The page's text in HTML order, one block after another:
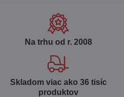
Na trhu od r​. 2008
Skladom viac ako 36 tisíc
produktov